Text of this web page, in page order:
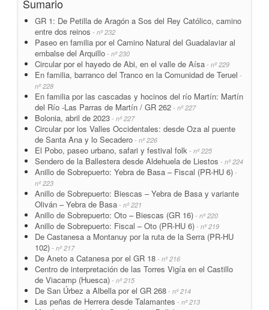
Sumario
GR 1: De Petilla de Aragón a Sos del Rey Católico, camino
entre dos reinos - nº 232
Paseo en familia por el Camino Natural del Guadalaviar al
embalse del Arquillo - nº 230
Circular por el hayedo de Abi, en el valle de Aísa - nº 229
En familia, barranco del Tranco en la Comunidad de Teruel -
nº 228
En familia por las cascadas y hocinos del río Martín: Martín
del Río -Las Parras de Martín / GR 262 - nº 227
Bolonia, abril de 2023 - nº 227
Circular por los Valles Occidentales: desde Oza al puente
de Santa Ana y lo Secadero - nº 226
El Pobo, paseo urbano, safari y festival folk - nº 225
Sendero de la Ballestera desde Aldehuela de Liestos - nº 224
Anillo de Sobrepuerto: Yebra de Basa – Fiscal (PR-HU 6) -
nº 223
Anillo de Sobrepuerto: Biescas – Yebra de Basa y variante
Oliván – Yebra de Basa - nº 221
Anillo de Sobrepuerto: Oto – Biescas (GR 16) - nº 220
Anillo de Sobrepuerto: Fiscal – Oto (PR-HU 6) - nº 219
De Castanesa a Montanuy por la ruta de la Serra (PR-HU
102) - nº 217
De Aneto a Catanesa por el GR 18 - nº 216
Centro de interpretación de las Torres Vigía en el Castillo
de Viacamp (Huesca) - nº 215
De San Úrbez a Albella por el GR 268 - nº 214
Las peñas de Herrera desde Talamantes - nº 213